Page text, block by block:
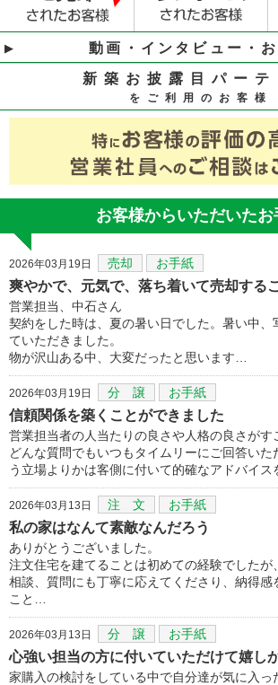
動画・インタビュー・
新築お披露目パーテ
をご利用のお客様
お客様からいただいたお
2026年03月19日 売却 お手紙
爽やかで、元気で、落ち着いて売却する
営業担当、中石さん
契約をした時は、夏の暑い日でした。暑い中、
ていただきました。
物が沢山ある中、大変だったと思います…
2026年03月19日 分 譲 お手紙
信頼関係を築くことができました
営業担当者の人当たりの良さや人格の良さがす
どんな質問でもいつもタイムリーにご回答いた
う立場よりかは客側に付いて的確なアドバイス
2026年03月13日 注 文 お手紙
私の家はなんて素敵なんだろう
ありがとうございました。
注文住宅を建てることは初めての経験でしたが
相談、質問にも丁寧に応えてくださり、納得感
こと…
2026年03月13日 分 譲 お手紙
心強い担当の方に付いていただけて嬉し
家購入の検討をしている中で自分達が気に入っ